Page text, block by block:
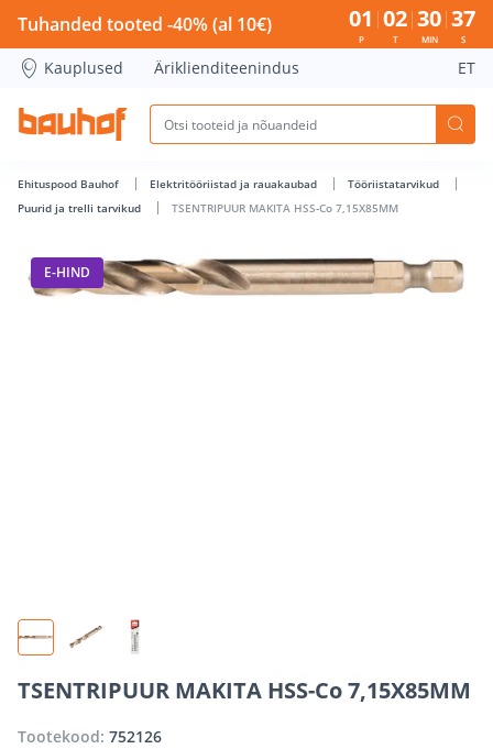
TSENTRIPUUR MAKITA HSS-Co 7,15X85MM - Bauhof has
Tuhanded tooted -40% (al 10€) 01
P
02
T
30
MIN
37
S
Kauplused Äriklienditeenindus ET
Ehituspood Bauhof Elektritööriistad ja rauakaubad
Tööriistatarvikud
Puurid ja trelli tarvikud
TSENTRIPUUR MAKITA HSS-Co 7,15X85MM
E-HIND
TSENTRIPUUR MAKITA HSS-Co 7,15X85MM
Tootekood: 752126